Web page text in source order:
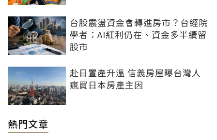
台股震盪資金會轉進房市？台經院
學者：AI紅利仍在、資金多半續留
股市
赴日置產升溫 信義房屋曝台灣人
瘋買日本房產主因
熱門文章